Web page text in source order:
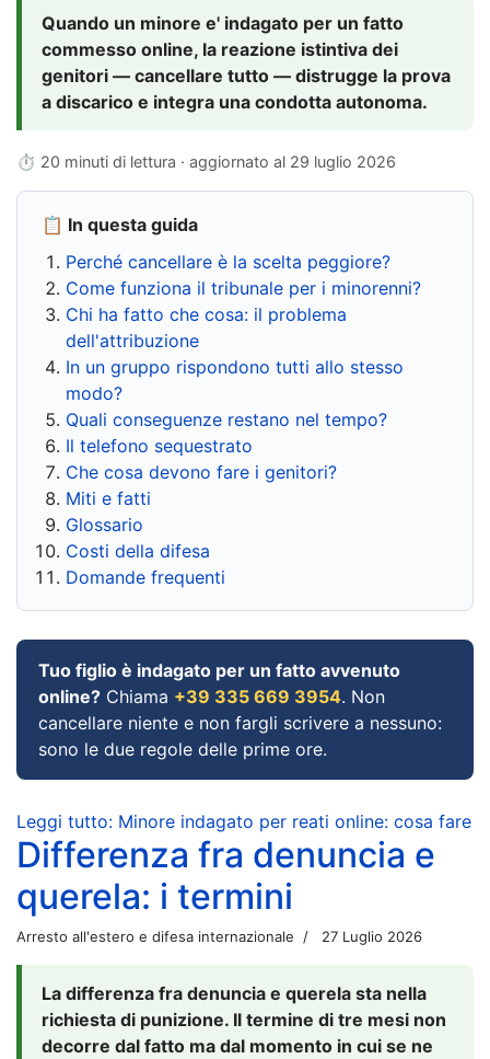
Quando un minore e' indagato per un fatto
commesso online, la reazione istintiva dei
genitori — cancellare tutto — distrugge la prova
a discarico e integra una condotta autonoma.
⏱ 20 minuti di lettura · aggiornato al 29 luglio 2026
📋 In questa guida
Perché cancellare è la scelta peggiore?
Come funziona il tribunale per i minorenni?
Chi ha fatto che cosa: il problema
dell'attribuzione
In un gruppo rispondono tutti allo stesso
modo?
Quali conseguenze restano nel tempo?
Il telefono sequestrato
Che cosa devono fare i genitori?
Miti e fatti
Glossario
Costi della difesa
Domande frequenti
Tuo figlio è indagato per un fatto avvenuto
online? Chiama +39 335 669 3954. Non
cancellare niente e non fargli scrivere a nessuno:
sono le due regole delle prime ore.
Leggi tutto: Minore indagato per reati online: cosa fare
Differenza fra denuncia e
querela: i termini
Arresto all'estero e difesa internazionale 27 Luglio 2026
La differenza fra denuncia e querela sta nella
richiesta di punizione. Il termine di tre mesi non
decorre dal fatto ma dal momento in cui se ne